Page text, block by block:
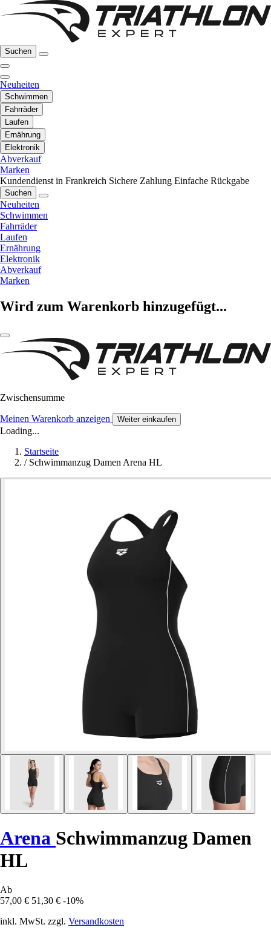
Suchen
Neuheiten
Schwimmen
Fahrräder
Laufen
Ernährung
Elektronik
Abverkauf
Marken
Kundendienst in Frankreich Sichere Zahlung Einfache Rückgabe
Suchen
Neuheiten
Schwimmen
Fahrräder
Laufen
Ernährung
Elektronik
Abverkauf
Marken
Wird zum Warenkorb hinzugefügt...
Zwischensumme
Meinen Warenkorb anzeigen Weiter einkaufen
Loading...
Startseite
/ Schwimmanzug Damen Arena HL
Arena Schwimmanzug Damen
HL
Ab
57,00 € 51,30 € -10%
inkl. MwSt. zzgl. Versandkosten